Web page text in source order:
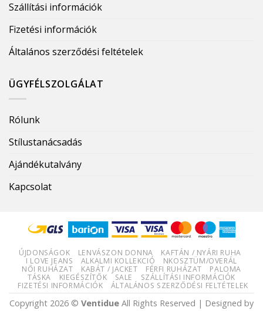
Szállítási információk
Fizetési információk
Általános szerződési feltételek
ÜGYFÉLSZOLGÁLAT
Rólunk
Stílustanácsadás
Ajándékutalvány
Kapcsolat
ÚJDONSÁGOK LENVÁSZON DONNA
KAFTÁN / NYÁRI RUHA
I LOVE JEANS
ALKALMI KOLLEKCIÓ
NKOSZTÜM/OVERÁL
NŐI RUHÁZAT
KABÁT / JACKET FÉRFI RUHÁZAT
PALOMA
TÁSKA
KIEGÉSZÍTŐK SALE
SZÁLLÍTÁSI INFORMÁCIÓK
FIZETÉSI INFORMÁCIÓK
ÁLTALÁNOS SZERZŐDÉSI FELTÉTELEK
Copyright 2026 © Ventidue All Rights Reserved | Designed by